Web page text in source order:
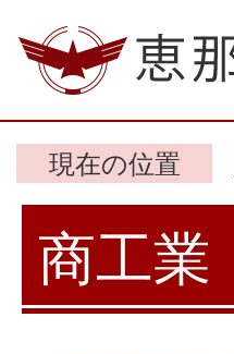
現在の位置
商工業